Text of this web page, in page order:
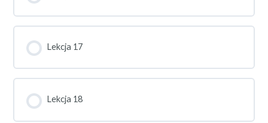
Lekcja 17
Lekcja 18